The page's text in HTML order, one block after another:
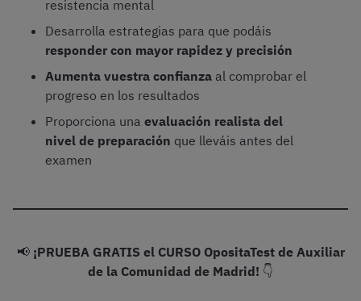
resistencia mental
Desarrolla estrategias para que podáis
responder con mayor rapidez y precisión
Aumenta vuestra confianza al comprobar el
progreso en los resultados
Proporciona una evaluación realista del
nivel de preparación que lleváis antes del
examen
📢 ¡PRUEBA GRATIS el CURSO OpositaTest de Auxiliar
de la Comunidad de Madrid! 👇